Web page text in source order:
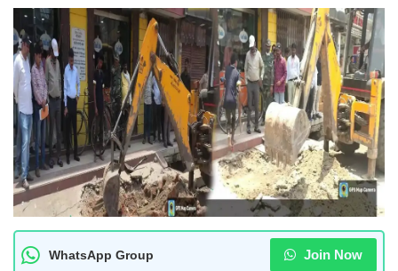
WhatsApp Group Join Now